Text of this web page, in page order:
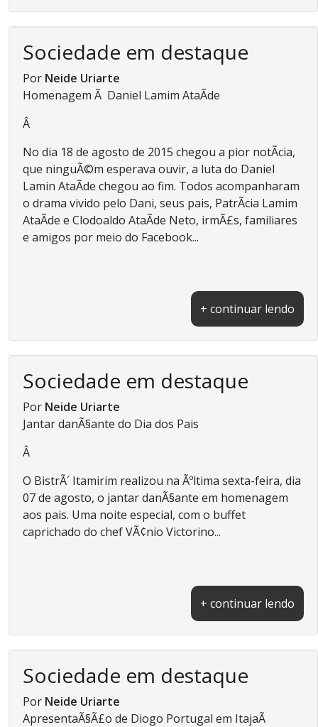
Sociedade em destaque
Por Neide Uriarte
Homenagem Ã Daniel Lamim AtaÃ­de
Â
No dia 18 de agosto de 2015 chegou a pior notÃ­cia,
que ninguÃ©m esperava ouvir, a luta do Daniel
Lamin AtaÃ­de chegou ao fim. Todos acompanharam
o drama vivido pelo Dani, seus pais, PatrÃ­cia Lamim
AtaÃ­de e Clodoaldo AtaÃ­de Neto, irmÃ£s, familiares
e amigos por meio do Facebook...
+ continuar lendo
Sociedade em destaque
Por Neide Uriarte
Jantar danÃ§ante do Dia dos Pais
Â
O BistrÃ´ Itamirim realizou na Ãºltima sexta-feira, dia
07 de agosto, o jantar danÃ§ante em homenagem
aos pais. Uma noite especial, com o buffet
caprichado do chef VÃ¢nio Victorino...
+ continuar lendo
Sociedade em destaque
Por Neide Uriarte
ApresentaÃ§Ã£o de Diogo Portugal em ItajaÃ­